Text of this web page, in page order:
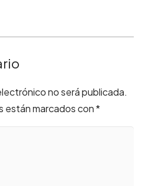
no será publicada.
están marcados con*